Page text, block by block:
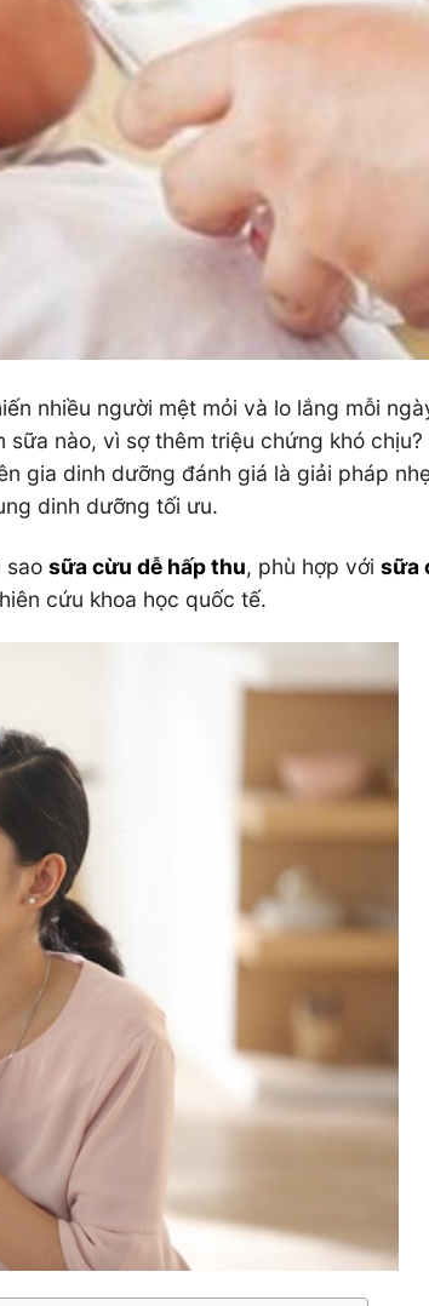
nhiều người mệt mỏi và lo lắng mỗi
nào, vì sợ thêm triệu chứng khó chịu?
gia dinh dưỡng đánh giá là giải pháp
dinh dưỡng tối ưu.
sao sữa cừu dễ hấp thu, phù hợp với sữa
cứu khoa học quốc tế.